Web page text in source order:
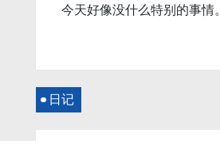
今天好像没什么特别的事情。
日记